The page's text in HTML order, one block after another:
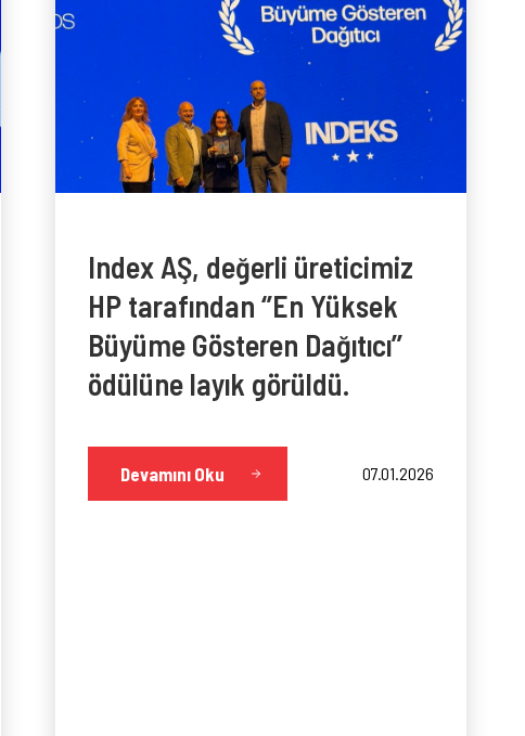
Index AŞ, değerli üreticimiz
HP tarafından ‘’En Yüksek
Büyüme Gösteren Dağıtıcı’’
ödülüne layık görüldü.
Devamını Oku 07.01.2026